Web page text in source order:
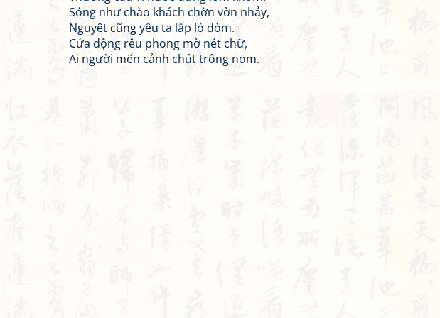
Sóng như chào khách chờn vờn nhảy,
Nguyệt cũng yêu ta lấp ló dòm.
Cửa động rêu phong mờ nét chữ,
Ai người mến cảnh chút trông nom.